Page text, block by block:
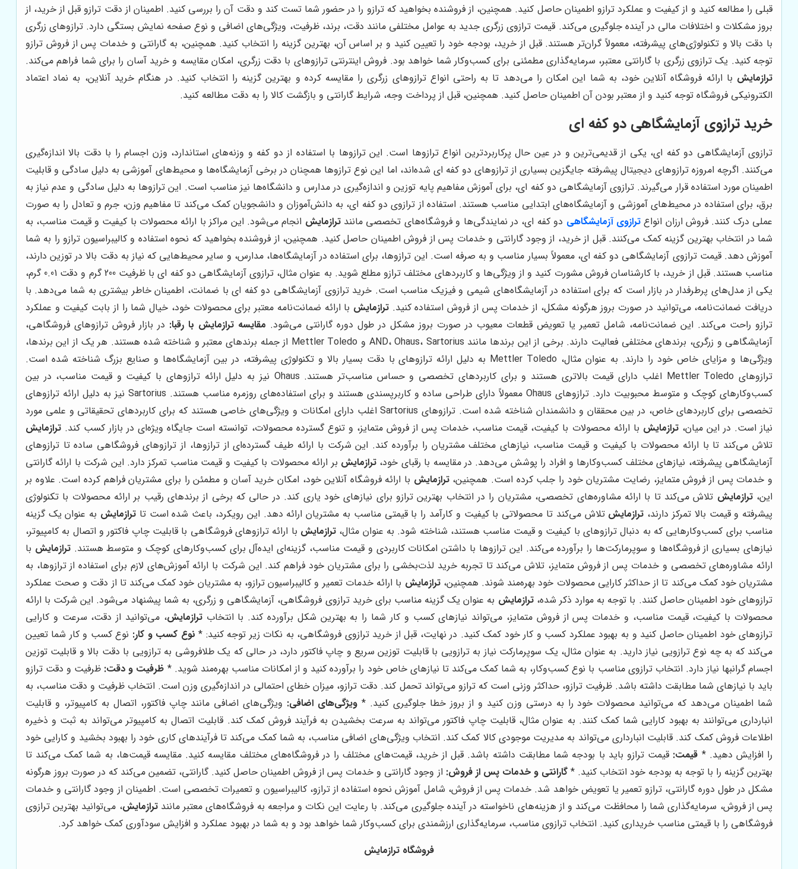
قبلی را مطالعه کنید و از کیفیت و عملکرد ترازو اطمینان حاصل کنید. همچنین، از فروشنده بخواهید که ترازو را در حضور شما تست کند و دقت آن را بررسی کنید. اطمینان از دقت ترازو قبل از خرید، از
بروز مشکلات و اختلافات مالی در آینده جلوگیری می‌کند. قیمت ترازوی زرگری جدید به عوامل مختلفی مانند دقت، برند، ظرفیت، ویژگی‌های اضافی و نوع صفحه نمایش بستگی دارد. ترازوهای زرگری
با دقت بالا و تکنولوژی‌های پیشرفته، معمولاً گران‌تر هستند. قبل از خرید، بودجه خود را تعیین کنید و بر اساس آن، بهترین گزینه را انتخاب کنید. همچنین، به گارانتی و خدمات پس از فروش ترازو
توجه کنید. یک ترازوی زرگری با گارانتی معتبر، سرمایه‌گذاری مطمئنی برای کسب‌وکار شما خواهد بود. فروش اینترنتی ترازوهای با دقت زرگری، امکان مقایسه و خرید آسان را برای شما فراهم می‌کند.
ترازمایش با ارائه فروشگاه آنلاین خود، به شما این امکان را می‌دهد تا به راحتی انواع ترازوهای زرگری را مقایسه کرده و بهترین گزینه را انتخاب کنید. در هنگام خرید آنلاین، به نماد اعتماد
الکترونیکی فروشگاه توجه کنید و از معتبر بودن آن اطمینان حاصل کنید. همچنین، قبل از پرداخت وجه، شرایط گارانتی و بازگشت کالا را به دقت مطالعه کنید.
خرید ترازوی آزمایشگاهی دو کفه ای
ترازوی آزمایشگاهی دو کفه ای، یکی از قدیمی‌ترین و در عین حال پرکاربردترین انواع ترازوها است. این ترازوها با استفاده از دو کفه و وزنه‌های استاندارد، وزن اجسام را با دقت بالا اندازه‌گیری
می‌کنند. اگرچه امروزه ترازوهای دیجیتال پیشرفته جایگزین بسیاری از ترازوهای دو کفه ای شده‌اند، اما این نوع ترازوها همچنان در برخی آزمایشگاه‌ها و محیط‌های آموزشی به دلیل سادگی و قابلیت
اطمینان مورد استفاده قرار می‌گیرند. ترازوی آزمایشگاهی دو کفه ای، برای آموزش مفاهیم پایه توزین و اندازه‌گیری در مدارس و دانشگاه‌ها نیز مناسب است. این ترازوها به دلیل سادگی و عدم نیاز به
برق، برای استفاده در محیط‌های آموزشی و آزمایشگاه‌های ابتدایی مناسب هستند. استفاده از ترازوی دو کفه ای، به دانش‌آموزان و دانشجویان کمک می‌کند تا مفاهیم وزن، جرم و تعادل را به صورت
عملی درک کنند. فروش ارزان انواعترازوی آزمایشگاهی دو کفه ای، در نمایندگی‌ها و فروشگاه‌های تخصصی مانندترازمایش انجام می‌شود. این مراکز با ارائه محصولات با کیفیت و قیمت مناسب، به
شما در انتخاب بهترین گزینه کمک می‌کنند. قبل از خرید، از وجود گارانتی و خدمات پس از فروش اطمینان حاصل کنید. همچنین، از فروشنده بخواهید که نحوه استفاده و کالیبراسیون ترازو را به شما
آموزش دهد. قیمت ترازوی آزمایشگاهی دو کفه ای، معمولاً بسیار مناسب و به صرفه است. این ترازوها، برای استفاده در آزمایشگاه‌ها، مدارس، و سایر محیط‌هایی که نیاز به دقت بالا در توزین دارند،
مناسب هستند. قبل از خرید، با کارشناسان فروش مشورت کنید و از ویژگی‌ها و کاربردهای مختلف ترازو مطلع شوید. به عنوان مثال، ترازوی آزمایشگاهی دو کفه ای با ظرفیت 200 گرم و دقت 0.01 گرم،
یکی از مدل‌های پرطرفدار در بازار است که برای استفاده در آزمایشگاه‌های شیمی و فیزیک مناسب است. خرید ترازوی آزمایشگاهی دو کفه ای با ضمانت، اطمینان خاطر بیشتری به شما می‌دهد. با
دریافت ضمانت‌نامه، می‌توانید در صورت بروز هرگونه مشکل، از خدمات پس از فروش استفاده کنید. ترازمایش با ارائه ضمانت‌نامه معتبر برای محصولات خود، خیال شما را از بابت کیفیت و عملکرد
ترازو راحت می‌کند. این ضمانت‌نامه، شامل تعمیر یا تعویض قطعات معیوب در صورت بروز مشکل در طول دوره گارانتی می‌شود. مقایسهترازمایش با رقبا: در بازار فروش ترازوهای فروشگاهی،
آزمایشگاهی و زرگری، برندهای مختلفی فعالیت دارند. برخی از این برندها مانند AND، Ohaus، Sartorius و Mettler Toledo از جمله برندهای معتبر و شناخته شده هستند. هر یک از این برندها،
ویژگی‌ها و مزایای خاص خود را دارند. به عنوان مثال، Mettler Toledo به دلیل ارائه ترازوهای با دقت بسیار بالا و تکنولوژی پیشرفته، در بین آزمایشگاه‌ها و صنایع بزرگ شناخته شده است.
ترازوهای Mettler Toledo اغلب دارای قیمت بالاتری هستند و برای کاربردهای تخصصی و حساس مناسب‌تر هستند. Ohaus نیز به دلیل ارائه ترازوهای با کیفیت و قیمت مناسب، در بین
کسب‌وکارهای کوچک و متوسط محبوبیت دارد. ترازوهای Ohaus معمولاً دارای طراحی ساده و کاربرپسندی هستند و برای استفاده‌های روزمره مناسب هستند. Sartorius نیز به دلیل ارائه ترازوهای
تخصصی برای کاربردهای خاص، در بین محققان و دانشمندان شناخته شده است. ترازوهای Sartorius اغلب دارای امکانات و ویژگی‌های خاصی هستند که برای کاربردهای تحقیقاتی و علمی مورد
نیاز است. در این میان،ترازمایش با ارائه محصولات با کیفیت، قیمت مناسب، خدمات پس از فروش متمایز، و تنوع گسترده محصولات، توانسته است جایگاه ویژه‌ای در بازار کسب کند.ترازمایش
تلاش می‌کند تا با ارائه محصولات با کیفیت و قیمت مناسب، نیازهای مختلف مشتریان را برآورده کند. این شرکت با ارائه طیف گسترده‌ای از ترازوها، از ترازوهای فروشگاهی ساده تا ترازوهای
آزمایشگاهی پیشرفته، نیازهای مختلف کسب‌وکارها و افراد را پوشش می‌دهد. در مقایسه با رقبای خود، ترازمایش بر ارائه محصولات با کیفیت و قیمت مناسب تمرکز دارد. این شرکت با ارائه گارانتی
و خدمات پس از فروش متمایز، رضایت مشتریان خود را جلب کرده است. همچنین،ترازمایش با ارائه فروشگاه آنلاین خود، امکان خرید آسان و مطمئن را برای مشتریان فراهم کرده است. علاوه بر
این،ترازمایش تلاش می‌کند تا با ارائه مشاوره‌های تخصصی، مشتریان را در انتخاب بهترین ترازو برای نیازهای خود یاری کند. در حالی که برخی از برندهای رقیب بر ارائه محصولات با تکنولوژی
پیشرفته و قیمت بالا تمرکز دارند، ترازمایش تلاش می‌کند تا محصولاتی با کیفیت و کارآمد را با قیمتی مناسب به مشتریان ارائه دهد. این رویکرد، باعث شده است تا ترازمایش به عنوان یک گزینه
مناسب برای کسب‌وکارهایی که به دنبال ترازوهای با کیفیت و قیمت مناسب هستند، شناخته شود. به عنوان مثال،ترازمایش با ارائه ترازوهای فروشگاهی با قابلیت چاپ فاکتور و اتصال به کامپیوتر،
نیازهای بسیاری از فروشگاه‌ها و سوپرمارکت‌ها را برآورده می‌کند. این ترازوها با داشتن امکانات کاربردی و قیمت مناسب، گزینه‌ای ایده‌آل برای کسب‌وکارهای کوچک و متوسط هستند.ترازمایش با
ارائه مشاوره‌های تخصصی و خدمات پس از فروش متمایز، تلاش می‌کند تا تجربه خرید لذت‌بخشی را برای مشتریان خود فراهم کند. این شرکت با ارائه آموزش‌های لازم برای استفاده از ترازوها، به
مشتریان خود کمک می‌کند تا از حداکثر کارایی محصولات خود بهره‌مند شوند. همچنین،ترازمایش با ارائه خدمات تعمیر و کالیبراسیون ترازو، به مشتریان خود کمک می‌کند تا از دقت و صحت عملکرد
ترازوهای خود اطمینان حاصل کنند. با توجه به موارد ذکر شده،ترازمایش به عنوان یک گزینه مناسب برای خرید ترازوی فروشگاهی، آزمایشگاهی و زرگری، به شما پیشنهاد می‌شود. این شرکت با ارائه
محصولات با کیفیت، قیمت مناسب، و خدمات پس از فروش متمایز، می‌تواند نیازهای کسب و کار شما را به بهترین شکل برآورده کند. با انتخابترازمایش، می‌توانید از دقت، سرعت و کارایی
ترازوهای خود اطمینان حاصل کنید و به بهبود عملکرد کسب و کار خود کمک کنید. در نهایت، قبل از خرید ترازوی فروشگاهی، به نکات زیر توجه کنید: * نوع کسب و کار: نوع کسب و کار شما تعیین
می‌کند که به چه نوع ترازویی نیاز دارید. به عنوان مثال، یک سوپرمارکت نیاز به ترازویی با قابلیت توزین سریع و چاپ فاکتور دارد، در حالی که یک طلافروشی به ترازویی با دقت بالا و قابلیت توزین
اجسام گرانبها نیاز دارد. انتخاب ترازوی مناسب با نوع کسب‌وکار، به شما کمک می‌کند تا نیازهای خاص خود را برآورده کنید و از امکانات مناسب بهره‌مند شوید. * ظرفیت و دقت: ظرفیت و دقت ترازو
باید با نیازهای شما مطابقت داشته باشد. ظرفیت ترازو، حداکثر وزنی است که ترازو می‌تواند تحمل کند. دقت ترازو، میزان خطای احتمالی در اندازه‌گیری وزن است. انتخاب ظرفیت و دقت مناسب، به
شما اطمینان می‌دهد که می‌توانید محصولات خود را به درستی وزن کنید و از بروز خطا جلوگیری کنید. * ویژگی‌های اضافی: ویژگی‌های اضافی مانند چاپ فاکتور، اتصال به کامپیوتر، و قابلیت
انبارداری می‌توانند به بهبود کارایی شما کمک کنند. به عنوان مثال، قابلیت چاپ فاکتور می‌تواند به سرعت بخشیدن به فرآیند فروش کمک کند. قابلیت اتصال به کامپیوتر می‌تواند به ثبت و ذخیره
اطلاعات فروش کمک کند. قابلیت انبارداری می‌تواند به مدیریت موجودی کالا کمک کند. انتخاب ویژگی‌های اضافی مناسب، به شما کمک می‌کند تا فرآیندهای کاری خود را بهبود بخشید و کارایی خود
را افزایش دهید. * قیمت: قیمت ترازو باید با بودجه شما مطابقت داشته باشد. قبل از خرید، قیمت‌های مختلف را در فروشگاه‌های مختلف مقایسه کنید. مقایسه قیمت‌ها، به شما کمک می‌کند تا
بهترین گزینه را با توجه به بودجه خود انتخاب کنید. *گارانتی و خدمات پس از فروش: از وجود گارانتی و خدمات پس از فروش اطمینان حاصل کنید. گارانتی، تضمین می‌کند که در صورت بروز هرگونه
مشکل در طول دوره گارانتی، ترازو تعمیر یا تعویض خواهد شد. خدمات پس از فروش، شامل آموزش نحوه استفاده از ترازو، کالیبراسیون و تعمیرات تخصصی است. اطمینان از وجود گارانتی و خدمات
پس از فروش، سرمایه‌گذاری شما را محافظت می‌کند و از هزینه‌های ناخواسته در آینده جلوگیری می‌کند. با رعایت این نکات و مراجعه به فروشگاه‌های معتبر مانندترازمایش، می‌توانید بهترین ترازوی
فروشگاهی را با قیمتی مناسب خریداری کنید. انتخاب ترازوی مناسب، سرمایه‌گذاری ارزشمندی برای کسب‌وکار شما خواهد بود و به شما در بهبود عملکرد و افزایش سودآوری کمک خواهد کرد.
فروشگاه ترازمایش